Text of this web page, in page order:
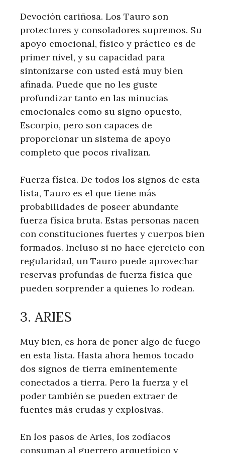
Devoción cariñosa. Los Tauro son
protectores y consoladores supremos. Su
apoyo emocional, físico y práctico es de
primer nivel, y su capacidad para
sintonizarse con usted está muy bien
afinada. Puede que no les guste
profundizar tanto en las minucias
emocionales como su signo opuesto,
Escorpio, pero son capaces de
proporcionar un sistema de apoyo
completo que pocos rivalizan.
Fuerza física. De todos los signos de esta
lista, Tauro es el que tiene más
probabilidades de poseer abundante
fuerza física bruta. Estas personas nacen
con constituciones fuertes y cuerpos bien
formados. Incluso si no hace ejercicio con
regularidad, un Tauro puede aprovechar
reservas profundas de fuerza física que
pueden sorprender a quienes lo rodean.
3. ARIES
Muy bien, es hora de poner algo de fuego
en esta lista. Hasta ahora hemos tocado
dos signos de tierra eminentemente
conectados a tierra. Pero la fuerza y ​​el
poder también se pueden extraer de
fuentes más crudas y explosivas.
En los pasos de Aries, los zodíacos
consuman al guerrero arquetípico y